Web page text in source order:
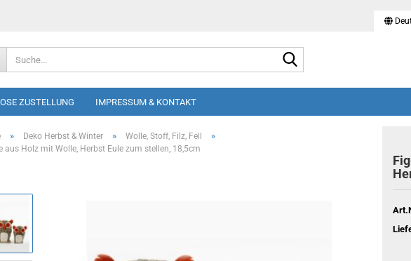
ZUSTELLUNG IMPRESSUM & KONTAKT
» Deko Herbst & Winter » Wolle, Stoff, Filz, Fell »
aus Holz mit Wolle, Herbst Eule zum stellen, 18,5cm